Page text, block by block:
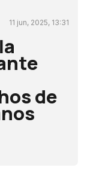
11 jun, 2025, 13:31
de